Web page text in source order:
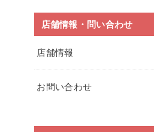
店舗情報・問い合わせ
店舗情報
お問い合わせ